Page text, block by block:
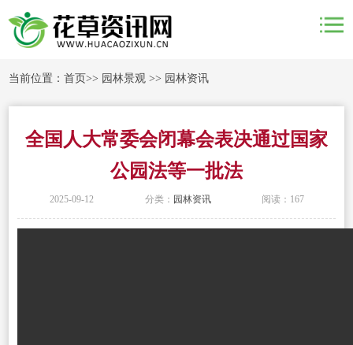
当前位置：首页>> 园林景观 >> 园林资讯
全国人大常委会闭幕会表决通过国家
公园法等一批法
2025-09-12 分类： 园林资讯 阅读：167